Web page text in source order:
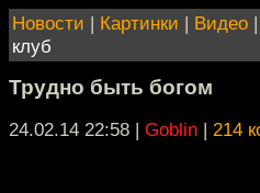
Новости | Картинки | Видео |
клуб
Трудно быть богом
24.02.14 22:58 | Goblin | 214